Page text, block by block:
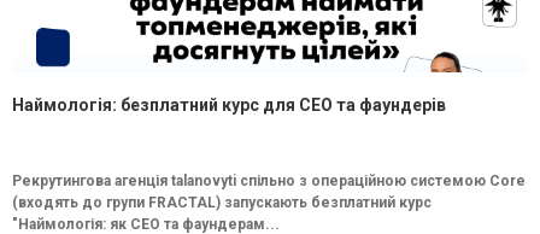
Наймологія: безплатний курс для CEO та фаундерів
Рекрутингова агенція talanovyti спільно з операційною системою Core
(входять до групи FRACTAL) запускають безплатний курс
"Наймологія: як СEO та фаундерам...